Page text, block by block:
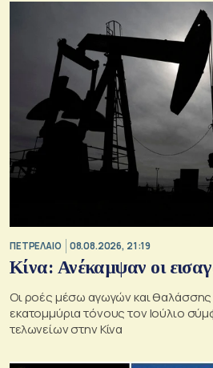
ΠΕΤΡΕΛΑΙΟ 08.08.2026, 21:19
Κίνα: Ανέκαμψαν οι
Οι ροές μέσω αγωγών και
εκατομμύρια τόνους τον Ιούλιο
τελωνείων στην Κίνα